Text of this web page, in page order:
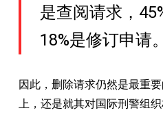
是查阅请求，
18%是修订申请
因此，删除请求仍然是最重
上，还是就其对国际刑警组